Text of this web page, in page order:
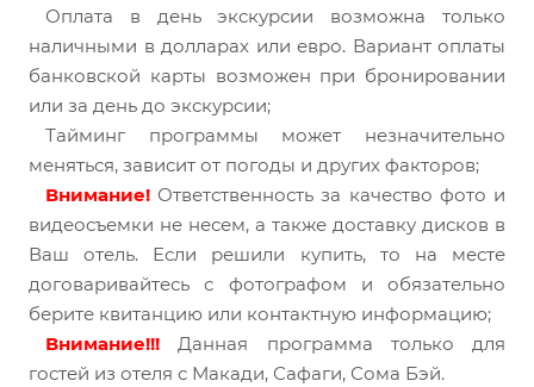
Оплата в день экскурсии возможна только
наличными в долларах или евро. Вариант оплаты
банковской карты возможен при бронировании
или за день до экскурсии;
Тайминг программы может незначительно
меняться, зависит от погоды и других факторов;
Внимание! Ответственность за качество фото и
видеосъемки не несем, а также доставку дисков в
Ваш отель. Если решили купить, то на месте
договаривайтесь с фотографом и обязательно
берите квитанцию или контактную информацию;
Внимание!!! Данная программа только для
гостей из отеля с Макади, Сафаги, Сома Бэй.